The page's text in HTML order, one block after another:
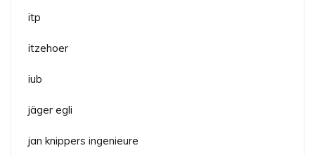
itp
itzehoer
iub
jäger egli
jan knippers ingenieure